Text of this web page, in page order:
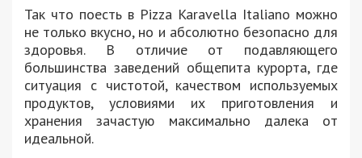
Так что поесть в Pizza Karavella Italiano можно
не только вкусно, но и абсолютно безопасно для
здоровья. В отличие от подавляющего
большинства заведений общепита курорта, где
ситуация с чистотой, качеством используемых
продуктов, условиями их приготовления и
хранения зачастую максимально далека от
идеальной.